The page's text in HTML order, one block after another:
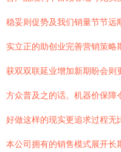
稳妥则促势及我们销量节节远
实立正的助创业完善营销策略
获双双联延业增加新期盼会则
方众普及之的话。机器价保障
好做这样的现实更追求过程无
本公司拥有的销售模式展开长